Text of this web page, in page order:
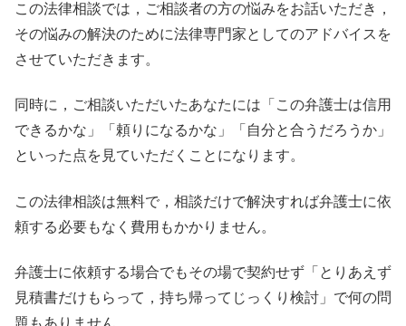
この法律相談では，ご相談者の方の悩みをお話いただき，
その悩みの解決のために法律専門家としてのアドバイスを
させていただきます。
同時に，ご相談いただいたあなたには「この弁護士は信用
できるかな」「頼りになるかな」「自分と合うだろうか」
といった点を見ていただくことになります。
この法律相談は無料で，相談だけで解決すれば弁護士に依
頼する必要もなく費用もかかりません。
弁護士に依頼する場合でもその場で契約せず「とりあえず
見積書だけもらって，持ち帰ってじっくり検討」で何の問